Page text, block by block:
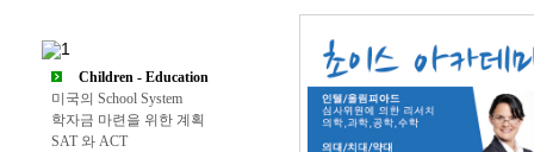
Children - Education
미국의 School System
학자금 마련을 위한 계획
SAT 와 ACT